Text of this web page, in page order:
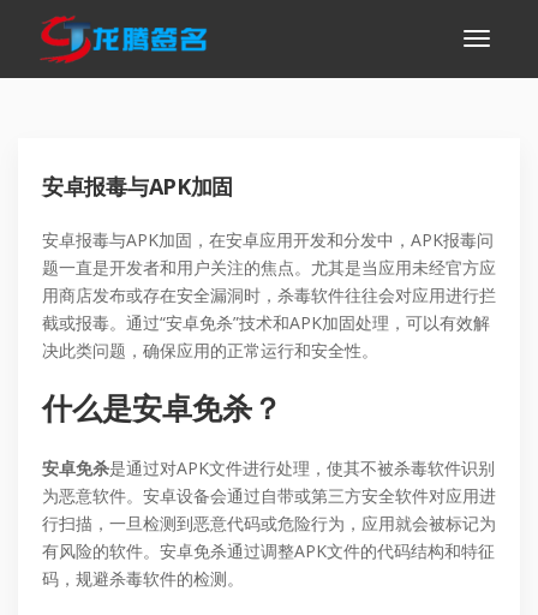
安卓报毒与APK加固
安卓报毒与APK加固，在安卓应用开发和分发中，APK报毒问
题一直是开发者和用户关注的焦点。尤其是当应用未经官方应
用商店发布或存在安全漏洞时，杀毒软件往往会对应用进行拦
截或报毒。通过“安卓免杀”技术和APK加固处理，可以有效解
决此类问题，确保应用的正常运行和安全性。
什么是安卓免杀？
安卓免杀是通过对APK文件进行处理，使其不被杀毒软件识别
为恶意软件。安卓设备会通过自带或第三方安全软件对应用进
行扫描，一旦检测到恶意代码或危险行为，应用就会被标记为
有风险的软件。安卓免杀通过调整APK文件的代码结构和特征
码，规避杀毒软件的检测。